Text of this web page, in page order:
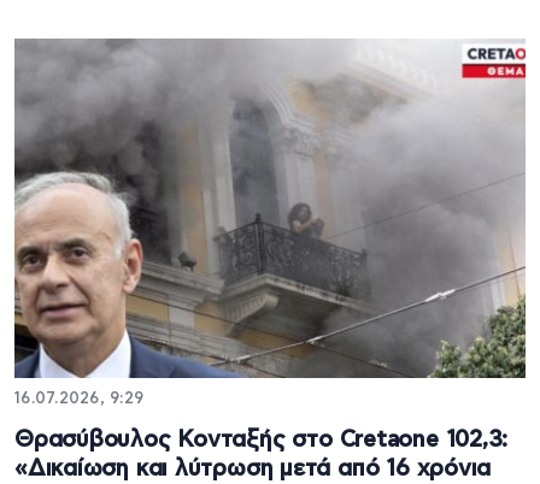
16.07.2026, 9:29
Θρασύβουλος Κονταξής στο Cretaone 102,3:
«Δικαίωση και λύτρωση μετά από 16 χρόνια